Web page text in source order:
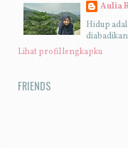
Aulia
Hidup
Lihat profil lengkapku
FRIENDS